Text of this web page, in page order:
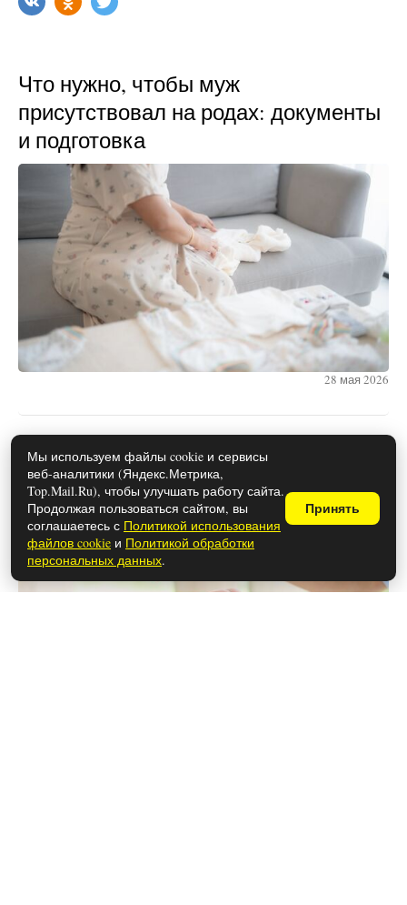
Что нужно, чтобы муж
присутствовал на родах: документы
и подготовка
28 мая 2026
Какие документы нужны для
оформления развода в 2026 году
Мы используем файлы cookie и сервисы
веб-аналитики (Яндекс.Метрика,
Top.Mail.Ru), чтобы улучшать работу сайта.
Продолжая пользоваться сайтом, вы
соглашаетесь с Политикой использования
файлов cookie и Политикой обработки
персональных данных.
Принять